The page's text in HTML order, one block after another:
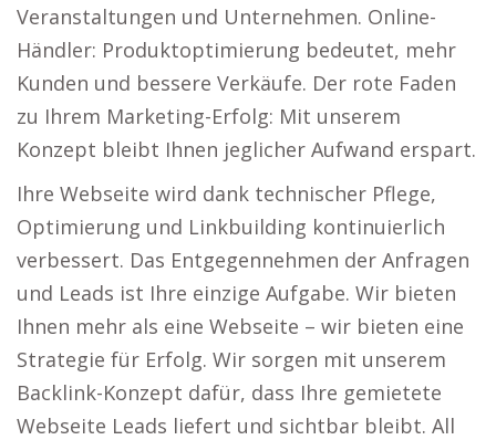
Veranstaltungen und Unternehmen. Online-
Händler: Produktoptimierung bedeutet, mehr
Kunden und bessere Verkäufe. Der rote Faden
zu Ihrem Marketing-Erfolg: Mit unserem
Konzept bleibt Ihnen jeglicher Aufwand erspart.
Ihre Webseite wird dank technischer Pflege,
Optimierung und Linkbuilding kontinuierlich
verbessert. Das Entgegennehmen der Anfragen
und Leads ist Ihre einzige Aufgabe. Wir bieten
Ihnen mehr als eine Webseite – wir bieten eine
Strategie für Erfolg. Wir sorgen mit unserem
Backlink-Konzept dafür, dass Ihre gemietete
Webseite Leads liefert und sichtbar bleibt. All